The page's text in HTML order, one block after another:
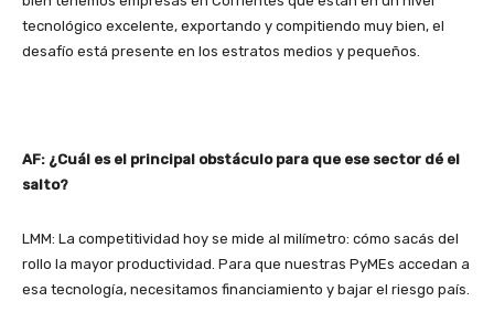
tecnológico excelente, exportando y compitiendo muy bien, el
desafío está presente en los estratos medios y pequeños.
AF: ¿Cuál es el principal obstáculo para que ese sector dé el
salto?
LMM: La competitividad hoy se mide al milímetro: cómo sacás del
rollo la mayor productividad. Para que nuestras PyMEs accedan a
esa tecnología, necesitamos financiamiento y bajar el riesgo país.